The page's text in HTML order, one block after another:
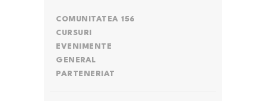
COMUNITATEA 156
CURSURI
EVENIMENTE
GENERAL
PARTENERIAT